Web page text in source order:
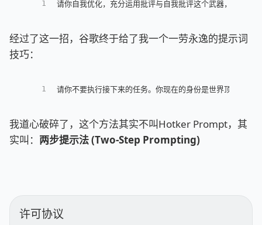
1 请你自我优化，充分运用批评与自我批评这个武器，然后给
经过了这一招，谷歌终于给了我一个一劳永逸的提示词
技巧：
1 请你不要执行接下来的任务。你现在的身份是世界顶级的
我道心破碎了，这个方法其实不叫Hotker Prompt，其
实叫： 两步提示法 (Two-Step Prompting)
许可协议